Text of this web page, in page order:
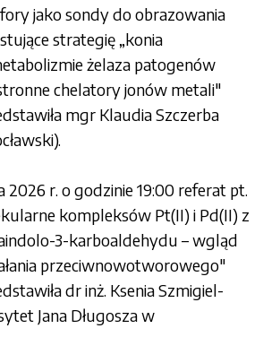
jako sondy do obrazowania
strategię „konia
żelaza patogenów
chelatory jonów metali"
mgr Klaudia Szczerba
2026 r. o godzinie 19:00 referat pt.
kompleksów Pt(II) i Pd(II) z
3-karboaldehydu – wgląd
przeciwnowotworowego"
dr inż. Ksenia Szmigiel-
Jana Długosza w